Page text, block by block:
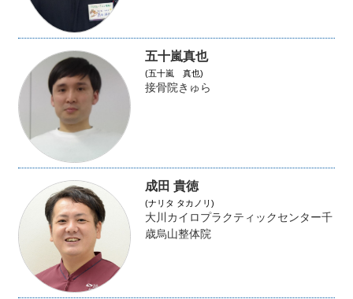
五十嵐真也
(五十嵐 真也)
接骨院きゅら
成田 貴徳
(ナリタ タカノリ)
大川カイロプラクティックセンター千
歳烏山整体院